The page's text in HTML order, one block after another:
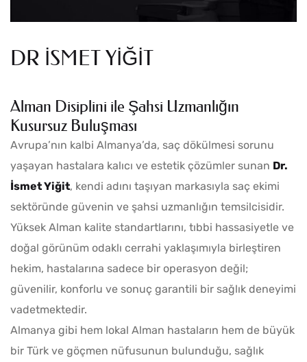
DR İSMET YIĞIT
Alman Disiplini ile Şahsi Uzmanlığın
Kusursuz Buluşması
Avrupa’nın kalbi Almanya’da, saç dökülmesi sorunu
yaşayan hastalara kalıcı ve estetik çözümler sunan Dr.
İsmet Yiğit, kendi adını taşıyan markasıyla saç ekimi
sektöründe güvenin ve şahsi uzmanlığın temsilcisidir.
Yüksek Alman kalite standartlarını, tıbbi hassasiyetle ve
doğal görünüm odaklı cerrahi yaklaşımıyla birleştiren
hekim, hastalarına sadece bir operasyon değil;
güvenilir, konforlu ve sonuç garantili bir sağlık deneyimi
vadetmektedir.
Almanya gibi hem lokal Alman hastaların hem de büyük
bir Türk ve göçmen nüfusunun bulunduğu, sağlık